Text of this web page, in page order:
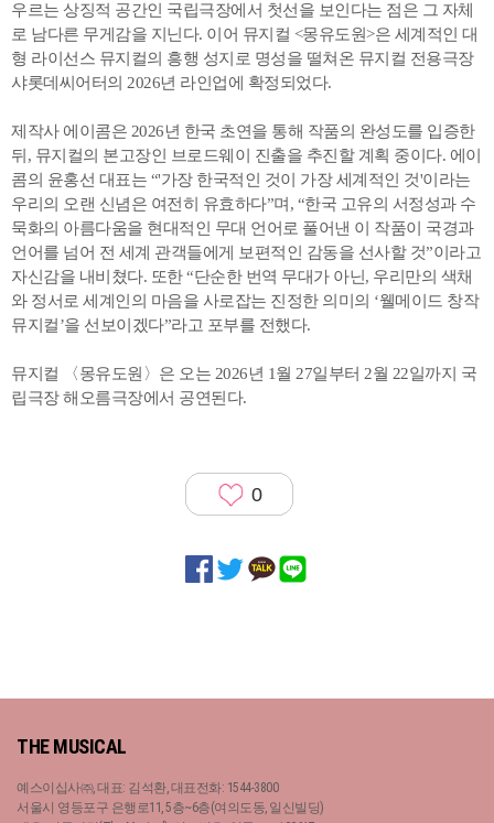
우르는 상징적 공간인 국립극장에서 첫선을 보인다는 점은 그 자체
로 남다른 무게감을 지닌다. 이어 뮤지컬 <몽유도원>은 세계적인 대
형 라이선스 뮤지컬의 흥행 성지로 명성을 떨쳐온 뮤지컬 전용극장
샤롯데씨어터의 2026년 라인업에 확정되었다.
제작사 에이콤은 2026년 한국 초연을 통해 작품의 완성도를 입증한
뒤, 뮤지컬의 본고장인 브로드웨이 진출을 추진할 계획 중이다. 에이
콤의 윤홍선 대표는 “'가장 한국적인 것이 가장 세계적인 것'이라는
우리의 오랜 신념은 여전히 유효하다”며, “한국 고유의 서정성과 수
묵화의 아름다움을 현대적인 무대 언어로 풀어낸 이 작품이 국경과
언어를 넘어 전 세계 관객들에게 보편적인 감동을 선사할 것”이라고
자신감을 내비쳤다. 또한 “단순한 번역 무대가 아닌, 우리만의 색채
와 정서로 세계인의 마음을 사로잡는 진정한 의미의 ‘웰메이드 창작
뮤지컬’을 선보이겠다”라고 포부를 전했다.
뮤지컬 〈몽유도원〉은 오는 2026년 1월 27일부터 2월 22일까지 국
립극장 해오름극장에서 공연된다.
0
THE MUSICAL
예스이십사㈜, 대표: 김석환, 대표전화: 1544-3800
서울시 영등포구 은행로11, 5층~6층(여의도동, 일신빌딩)